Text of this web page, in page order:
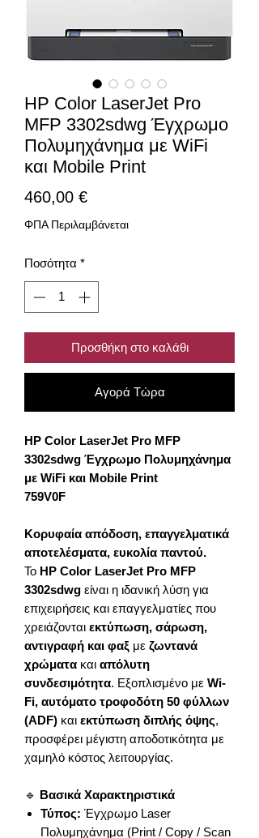
HP Color LaserJet Pro
MFP 3302sdwg Έγχρωμο
Πολυμηχάνημα με WiFi
και Mobile Print
460,00 €Τιμή
ΦΠΑ Περιλαμβάνεται
Ποσότητα *
Προσθήκη στο καλάθι
Αγορά Τώρα
HP Color LaserJet Pro MFP
3302sdwg Έγχρωμο Πολυμηχάνημα
με WiFi και Mobile Print
759V0F
Κορυφαία απόδοση, επαγγελματικά
αποτελέσματα, ευκολία παντού.
Το HP Color LaserJet Pro MFP
3302sdwg είναι η ιδανική λύση για
επιχειρήσεις και επαγγελματίες που
χρειάζονται εκτύπωση, σάρωση,
αντιγραφή και φαξ με ζωντανά
χρώματα και απόλυτη
συνδεσιμότητα. Εξοπλισμένο με Wi-
Fi, αυτόματο τροφοδότη 50 φύλλων
(ADF) και εκτύπωση διπλής όψης,
προσφέρει μέγιστη αποδοτικότητα με
χαμηλό κόστος λειτουργίας.
🔹 Βασικά Χαρακτηριστικά
Τύπος: Έγχρωμο Laser
Πολυμηχάνημα (Print / Copy / Scan